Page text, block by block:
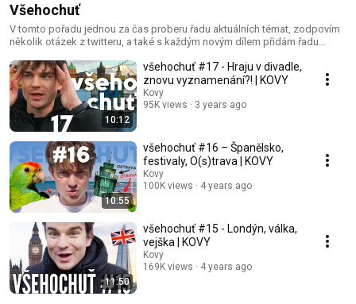
Všehochuť
V tomto pořadu jednou za čas proberu řadu aktuálních témat, zodpovím
několik otázek z twitteru, a také s každým novým dílem přidám řadu
10:12
všehochuť #17 - Hraju v divadle,
znovu vyznamenání?! | KOVY
Kovy
95K views
3 years ago
10:55
všehochuť #16 – Španělsko,
festivaly, O(s)trava | KOVY
Kovy
100K views
4 years ago
11:50
všehochuť #15 - Londýn, válka,
vejška | KOVY
Kovy
169K views
4 years ago